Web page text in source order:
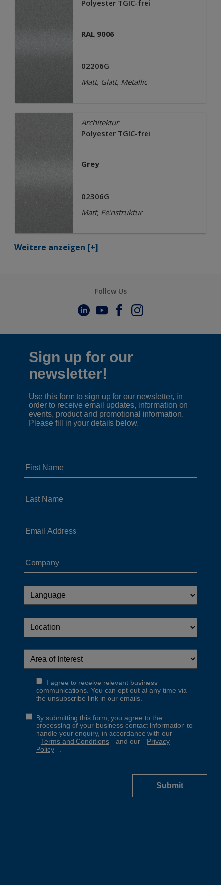
Polyester TGIC-frei
RAL 9006
02206G
Matt, Glatt, Metallic
Architektur
Polyester TGIC-frei
Grey
02306G
Matt, Feinstruktur
Weitere anzeigen [+]
Follow Us